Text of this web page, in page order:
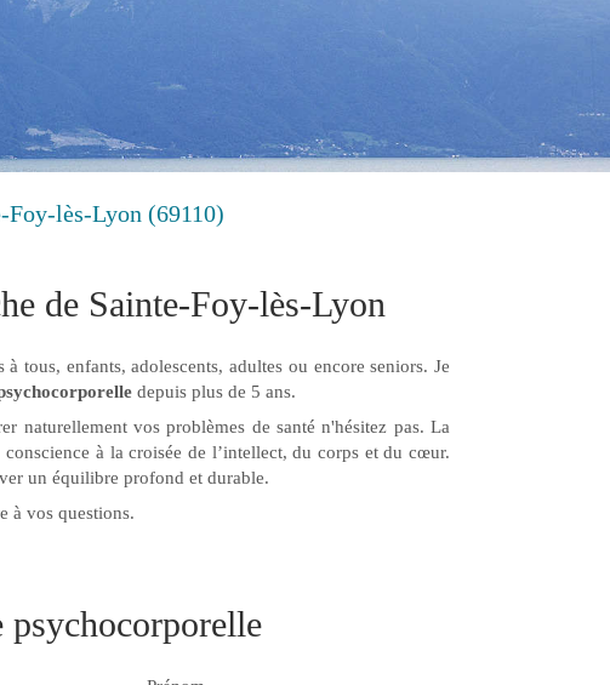
Foy-lès-Lyon (69110)
de Sainte-Foy-lès-Lyon
tous, enfants, adolescents, adultes ou encore seniors. Je
depuis plus de 5 ans.
naturellement vos problèmes de santé n'hésitez pas. La
à la croisée de l’intellect, du corps et du cœur.
un équilibre profond et durable.
à vos questions.